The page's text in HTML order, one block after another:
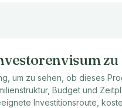
um zu sehen, ob dieses
Budget und
Investitionsroute,